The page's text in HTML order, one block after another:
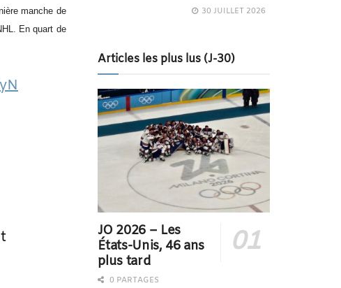
manche de
En quart de
30 JUILLET 2026
Articles les plus lus (J-30)
JO 2026 – Les
États-Unis, 46 ans
plus tard
0 PARTAGES